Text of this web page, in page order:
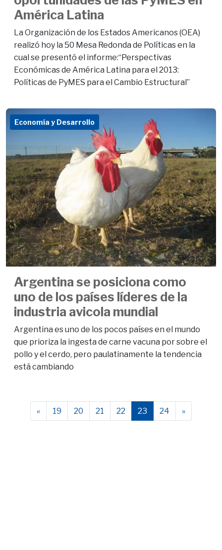
América Latina
La Organización de los Estados Americanos (OEA)
realizó hoy la 50 Mesa Redonda de Políticas en la
cual se presentó el informe:“Perspectivas
Económicas de América Latina para el 2013:
Políticas de PyMES para el Cambio Estructural”
Economía y Desarrollo
Argentina se posiciona como
uno de los países líderes de la
industria avicola mundial
Argentina es uno de los pocos países en el mundo
que prioriza la ingesta de carne vacuna por sobre el
pollo y el cerdo, pero paulatinamente la tendencia
está cambiando
« 19 20 21 22 23 24 »